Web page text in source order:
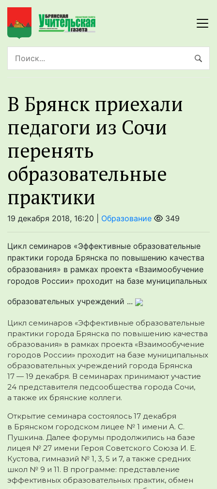
В Брянск приехали
педагоги из Сочи
перенять
образовательные
практики
19 декабря 2018, 16:20 | Образование 349
Цикл семинаров «Эффективные образовательные
практики города Брянска по повышению качества
образования» в рамках проекта «Взаимообучение
городов России» проходит на базе муниципальных
образовательных учреждений ...
Цикл семинаров «Эффективные образовательные
практики города Брянска по повышению качества
образования» в рамках проекта «Взаимообучение
городов России» проходит на базе муниципальных
образовательных учреждений города Брянска
17 — 19 декабря. В семинарах принимают участие
24 представителя педсообщества города Сочи,
а также их брянские коллеги.
Открытие семинара состоялось 17 декабря
в Брянском городском лицее № 1 имени А. С.
Пушкина. Далее форумы продолжились на базе
лицея № 27 имени Героя Советского Союза И. Е.
Кустова, гимназий № 1, 3, 5 и 7, а также средних
школ № 9 и 11. В программе: представление
эффективных образовательных практик, обмен